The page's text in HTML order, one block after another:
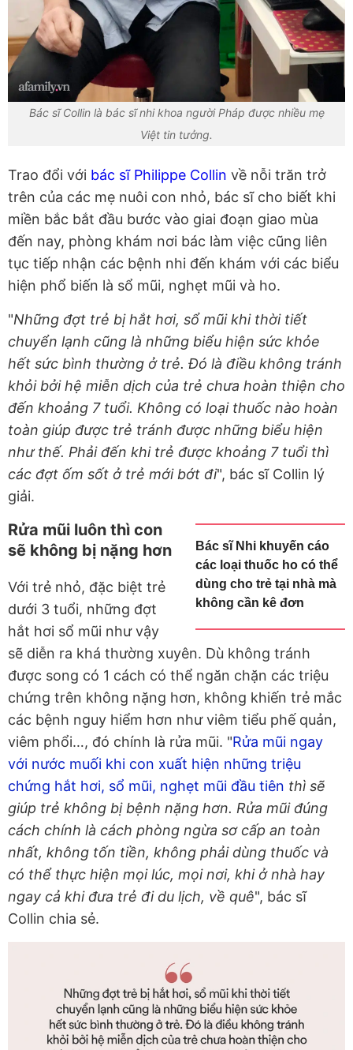
Bác sĩ Collin là bác sĩ nhi khoa người Pháp được nhiều mẹ
Việt tin tưởng.
Trao đổi với bác sĩ Philippe Collin về nỗi trăn trở
trên của các mẹ nuôi con nhỏ, bác sĩ cho biết khi
miền bắc bắt đầu bước vào giai đoạn giao mùa
đến nay, phòng khám nơi bác làm việc cũng liên
tục tiếp nhận các bệnh nhi đến khám với các biểu
hiện phổ biến là sổ mũi, nghẹt mũi và ho.
"Những đợt trẻ bị hắt hơi, sổ mũi khi thời tiết
chuyển lạnh cũng là những biểu hiện sức khỏe
hết sức bình thường ở trẻ. Đó là điều không tránh
khỏi bởi hệ miễn dịch của trẻ chưa hoàn thiện cho
đến khoảng 7 tuổi. Không có loại thuốc nào hoàn
toàn giúp được trẻ tránh được những biểu hiện
như thế. Phải đến khi trẻ được khoảng 7 tuổi thì
các đợt ốm sốt ở trẻ mới bớt đi", bác sĩ Collin lý
giải.
Bác sĩ Nhi khuyến cáo
các loại thuốc ho có thể
dùng cho trẻ tại nhà mà
không cần kê đơn
Rửa mũi luôn thì con
sẽ không bị nặng hơn
Với trẻ nhỏ, đặc biệt trẻ
dưới 3 tuổi, những đợt
hắt hơi sổ mũi như vậy
sẽ diễn ra khá thường xuyên. Dù không tránh
được song có 1 cách có thể ngăn chặn các triệu
chứng trên không nặng hơn, không khiến trẻ mắc
các bệnh nguy hiểm hơn như viêm tiểu phế quản,
viêm phổi…, đó chính là rửa mũi. "Rửa mũi ngay
với nước muối khi con xuất hiện những triệu
chứng hắt hơi, sổ mũi, nghẹt mũi đầu tiên thì sẽ
giúp trẻ không bị bệnh nặng hơn. Rửa mũi đúng
cách chính là cách phòng ngừa sơ cấp an toàn
nhất, không tốn tiền, không phải dùng thuốc và
có thể thực hiện mọi lúc, mọi nơi, khi ở nhà hay
ngay cả khi đưa trẻ đi du lịch, về quê", bác sĩ
Collin chia sẻ.